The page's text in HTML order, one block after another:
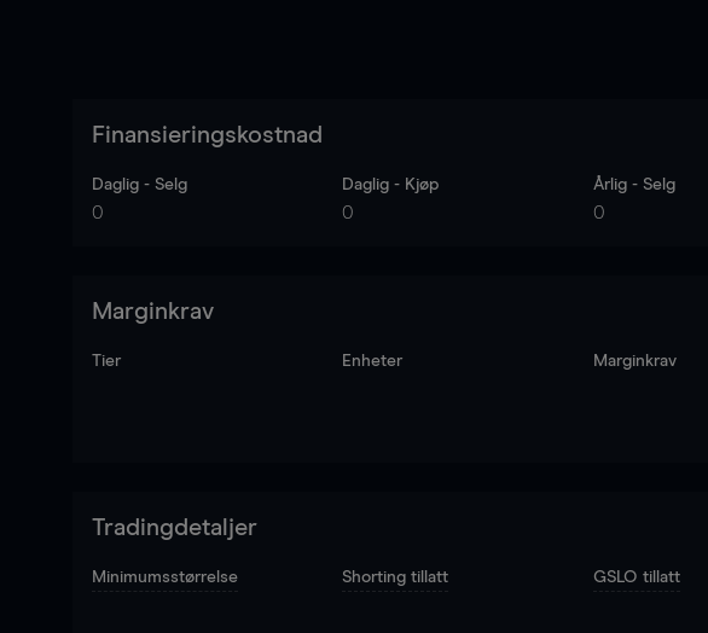
Finansieringskostnad
Daglig - Selg
0
Daglig - Kjøp
0
Årlig - Selg
0
Marginkrav
Tier Enheter Marginkrav
Tradingdetaljer
Minimumsstørrelse Shorting tillatt GSLO tillatt